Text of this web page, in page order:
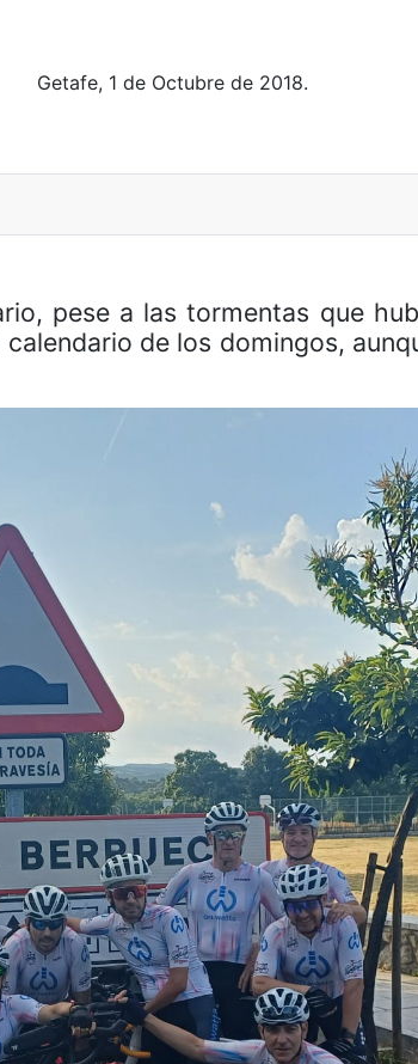
Getafe, 1 de Octubre de 2018.
pese a las tormentas que
de los domingos,